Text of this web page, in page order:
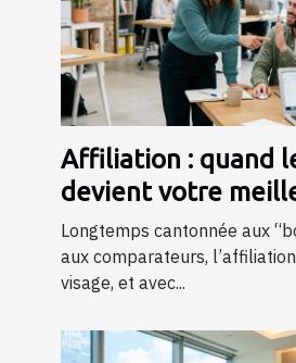
Affiliation : quand
devient votre
commercial
Longtemps cantonnée aux
aux comparateurs,
visage, et avec...